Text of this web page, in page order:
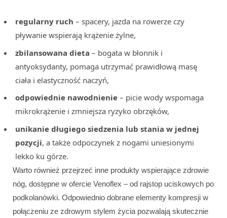
regularny ruch – spacery, jazda na rowerze czy
pływanie wspierają krążenie żylne,
zbilansowana dieta – bogata w błonnik i
antyoksydanty, pomaga utrzymać prawidłową masę
ciała i elastyczność naczyń,
odpowiednie nawodnienie – picie wody wspomaga
mikrokrążenie i zmniejsza ryzyko obrzęków,
unikanie długiego siedzenia lub stania w jednej
pozycji, a także odpoczynek z nogami uniesionymi
lekko ku górze.
Warto również przejrzeć inne produkty wspierające zdrowie
nóg, dostępne w ofercie Venoflex – od rajstop uciskowych po
podkolanówki. Odpowiednio dobrane elementy kompresji w
połączeniu ze zdrowym stylem życia pozwalają skutecznie